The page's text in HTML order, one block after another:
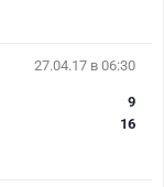
27.04.17 в 06:30
9
16